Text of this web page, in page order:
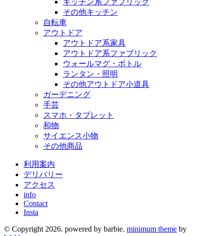
その他キッチン
自転車
アウトドア
アウトドア系家具
アウトドア系ファブリック
ウォールマグ・ボトル
ランタン・照明
その他アウトドア小道具
ガーデニング
手芸
スマホ・タブレット
和物
サイエンス小物
その他商品
利用案内
デリバリー
アクセス
info
Contact
Insta
© Copyright 2026. powered by barbie. minimum theme by